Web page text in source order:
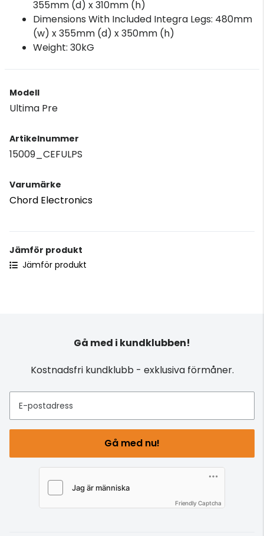
355mm (d) x 310mm (h)
Dimensions With Included Integra Legs: 480mm
(w) x 355mm (d) x 350mm (h)
Weight: 30kG
Modell
Ultima Pre
Artikelnummer
15009_CEFULPS
Varumärke
Chord Electronics
Jämför produkt
Jämför produkt
Gå med i kundklubben!
Kostnadsfri kundklubb - exklusiva förmåner.
E-postadress
Gå med nu!
Friendly Captcha